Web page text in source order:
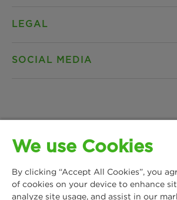
Standorte
LEGAL
Datenschutz
Impressum
SOCIAL MEDIA
Instagram
LinkedIn
MANN+HUMMEL Life Sciences &
Germany GmbH
Lise-Meitner-Allee 2
We use Cookies
By clicking “Accept All Cookies”, you
of cookies on your device to enhance
analyze site usage, and assist in our